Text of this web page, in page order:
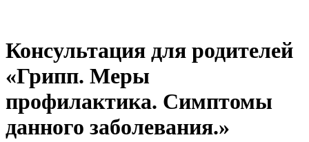
Консультация для родителей
«Грипп. Меры
профилактика. Симптомы
данного заболевания.»